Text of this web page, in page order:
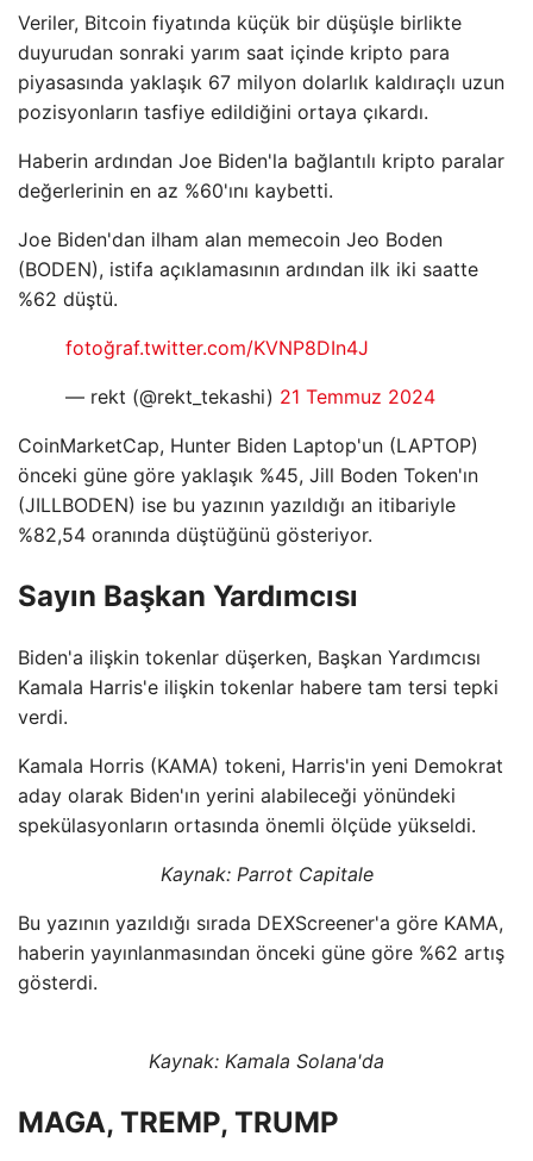
Veriler, Bitcoin fiyatında küçük bir düşüşle birlikte
duyurudan sonraki yarım saat içinde kripto para
piyasasında yaklaşık 67 milyon dolarlık kaldıraçlı uzun
pozisyonların tasfiye edildiğini ortaya çıkardı.
Haberin ardından Joe Biden'la bağlantılı kripto paralar
değerlerinin en az %60'ını kaybetti.
Joe Biden'dan ilham alan memecoin Jeo Boden
(BODEN), istifa açıklamasının ardından ilk iki saatte
%62 düştü.
fotoğraf.twitter.com/KVNP8DIn4J
— rekt (@rekt_tekashi) 21 Temmuz 2024
CoinMarketCap, Hunter Biden Laptop'un (LAPTOP)
önceki güne göre yaklaşık %45, Jill Boden Token'ın
(JILLBODEN) ise bu yazının yazıldığı an itibariyle
%82,54 oranında düştüğünü gösteriyor.
Sayın Başkan Yardımcısı
Biden'a ilişkin tokenlar düşerken, Başkan Yardımcısı
Kamala Harris'e ilişkin tokenlar habere tam tersi tepki
verdi.
Kamala Horris (KAMA) tokeni, Harris'in yeni Demokrat
aday olarak Biden'ın yerini alabileceği yönündeki
spekülasyonların ortasında önemli ölçüde yükseldi.
Kaynak: Parrot Capitale
Bu yazının yazıldığı sırada DEXScreener'a göre KAMA,
haberin yayınlanmasından önceki güne göre %62 artış
gösterdi.
Kaynak: Kamala Solana'da
MAGA, TREMP, TRUMP